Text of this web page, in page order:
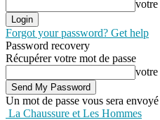
votre
Forgot your password? Get help
Password recovery
Récupérer votre mot de passe
votre
Un mot de passe vous sera
La Chaussure et Les Hommes